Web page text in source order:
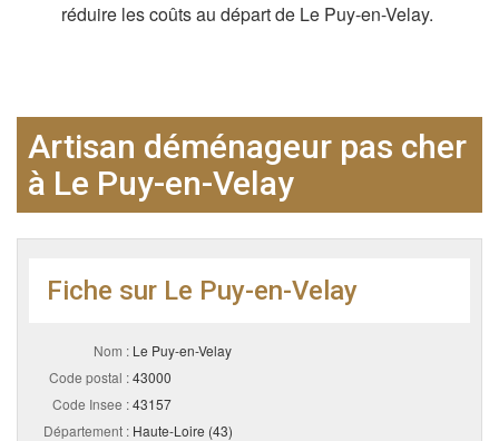
réduire les coûts au départ de Le Puy-en-Velay.
Artisan déménageur pas cher
à Le Puy-en-Velay
Fiche sur Le Puy-en-Velay
Nom : Le Puy-en-Velay
Code postal :43000
Code Insee :43157
Département : Haute-Loire (43)